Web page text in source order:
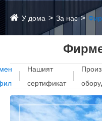
У дома За нас
Нашият
сертификат